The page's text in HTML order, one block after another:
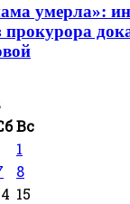
умерла»:
прокурора
Вс
1
8
15